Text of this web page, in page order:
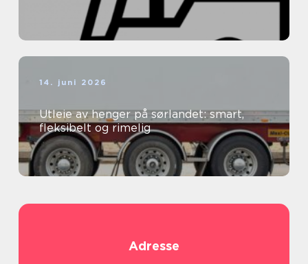
14. juni 2026
Utleie av henger på sørlandet: smart,
fleksibelt og rimelig
Adresse